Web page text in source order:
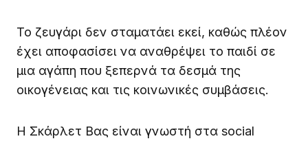
Το ζευγάρι δεν σταματάει εκεί, καθώς πλέον
έχει αποφασίσει να αναθρέψει το παιδί σε
μια αγάπη που ξεπερνά τα δεσμά της
οικογένειας και τις κοινωνικές συμβάσεις.
Η Σκάρλετ Βας είναι γνωστή στα social